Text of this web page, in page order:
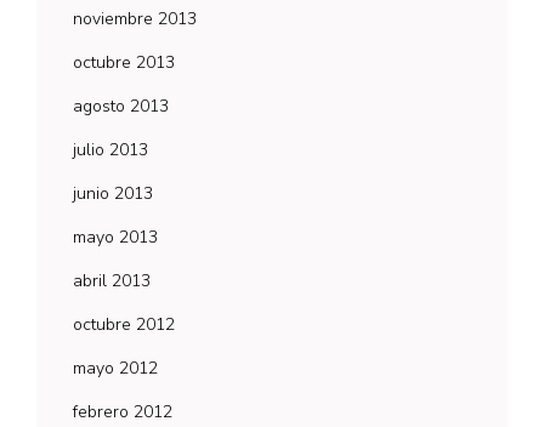
noviembre 2013
octubre 2013
agosto 2013
julio 2013
junio 2013
mayo 2013
abril 2013
octubre 2012
mayo 2012
febrero 2012